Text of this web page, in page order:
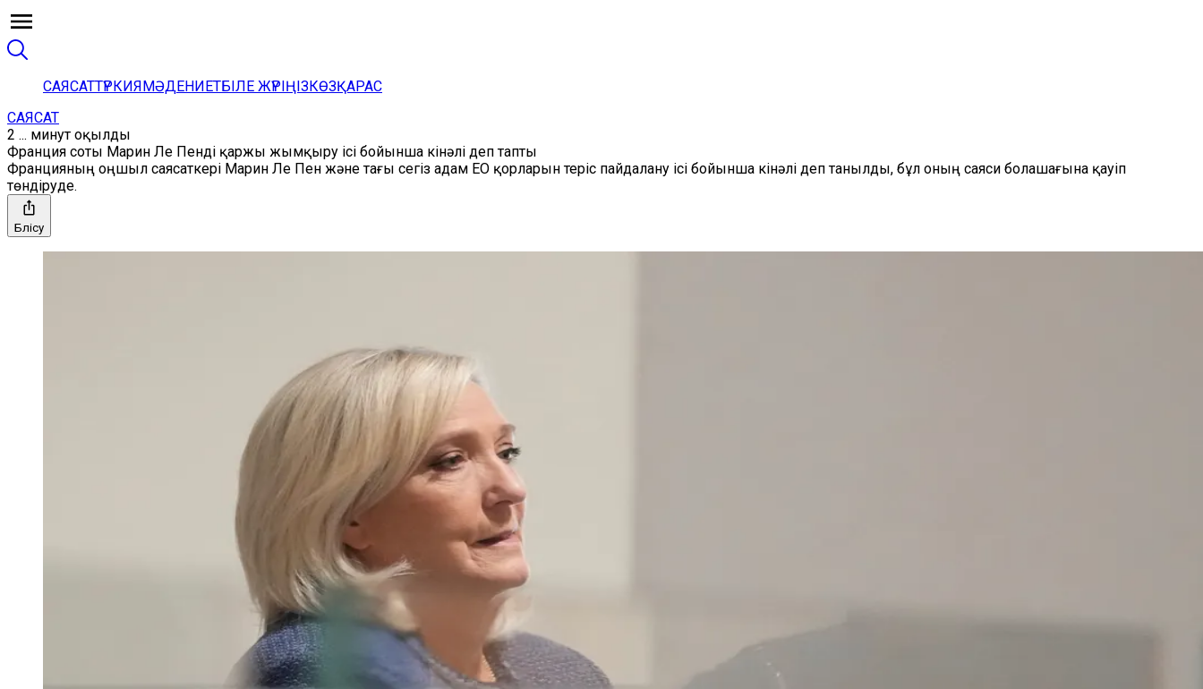
САЯСАТТҮРКИЯМӘДЕНИЕТБІЛЕ ЖҮРІҢІЗКӨЗҚАРАС
САЯСАТ
2 ... минут оқылды
Франция соты Марин Ле Пенді қаржы жымқыру ісі бойынша кінәлі деп тапты
Францияның оңшыл саясаткері Марин Ле Пен және тағы сегіз адам ЕО қорларын теріс пайдалану ісі бойынша кінәлі деп танылды, бұл оның саяси болашағына қауіп
төндіруде.
Бөлісу